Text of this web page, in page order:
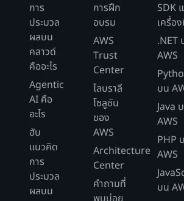
การ
ประมวล
ผลบน
คลาวด์
คืออะไร
Agentic
AI คือ
อะไร
ฮับ
แนวคิด
การ
ประมวล
ผลบน
การฝึก
อบรม
AWS
Trust
Center
ไลบราลี
โซลูชัน
ของ
AWS
Architecture
Center
คำถามที่
SDK
เครื่อ
.NET
AWS
บน
Java
AWS
PHP
AWS
บน